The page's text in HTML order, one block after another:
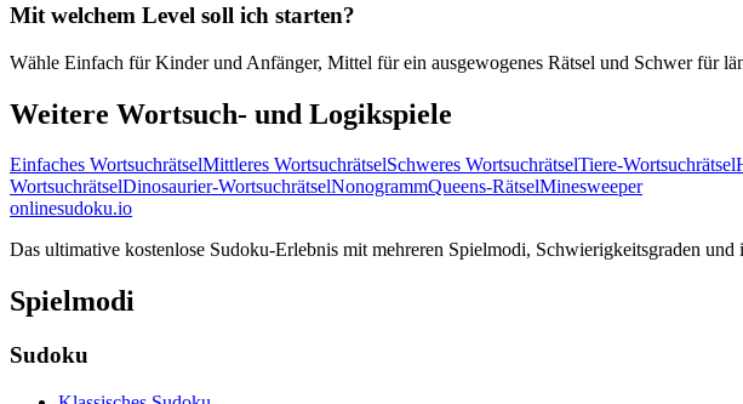
Mit welchem Level soll ich starten?
Wähle Einfach für Kinder und Anfänger, Mittel für ein ausgewogenes Rätsel und Schwer für
Weitere Wortsuch- und Logikspiele
Einfaches WortsuchrätselMittleres WortsuchrätselSchweres WortsuchrätselTiere-Wortsuchrätsel
WortsuchrätselDinosaurier-WortsuchrätselNonogrammQueens-RätselMinesweeper
onlinesudoku.io
Das ultimative kostenlose Sudoku-Erlebnis mit mehreren Spielmodi, Schwierigkeitsgraden
Spielmodi
Sudoku